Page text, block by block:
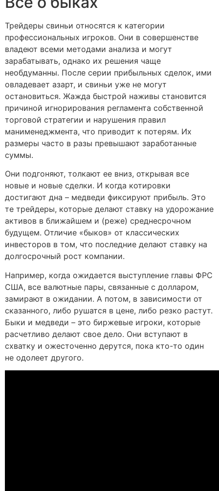
Трейдеры свиньи относятся к категории
профессиональных игроков. Они в совершенстве
владеют всеми методами анализа и могут
зарабатывать, однако их решения чаще
необдуманны. После серии прибыльных сделок, ими
овладевает азарт, и свиньи уже не могут
остановиться. Жажда быстрой наживы становится
причиной игнорирования регламента собственной
торговой стратегии и нарушения правил
манименеджмента, что приводит к потерям. Их
размеры часто в разы превышают заработанные
суммы.
Они подгоняют, толкают ее вниз, открывая все
новые и новые сделки. И когда котировки
достигают дна – медведи фиксируют прибыль. Это
те трейдеры, которые делают ставку на удорожание
активов в ближайшем и (реже) среднесрочном
будущем. Отличие «быков» от классических
инвесторов в том, что последние делают ставку на
долгосрочный рост компании.
Например, когда ожидается выступление главы ФРС
США, все валютные пары, связанные с долларом,
замирают в ожидании. А потом, в зависимости от
сказанного, либо рушатся в цене, либо резко растут.
Быки и медведи – это биржевые игроки, которые
расчетливо делают свое дело. Они вступают в
схватку и ожесточенно дерутся, пока кто-то один
не одолеет другого.